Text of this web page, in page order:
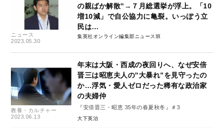
ニュース
2023.05.30
の親ばか解散”→７月総選挙が浮上。「10
増10減」で自公協力に亀裂。いっぽう立
民は…
集英社オンライン編集部ニュース班
教養・カルチャー
2023.06.13
年末は大阪・西成の夜回りへ、なぜ安倍
晋三は昭恵夫人の”大暴れ”を見守ったの
か…浮気・愛人ゼロだった稀有な政治家
の夫婦仲
『安倍晋三・昭恵 35年の春夏秋冬』＃3
大下英治